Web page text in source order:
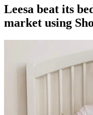
Leesa beat its
market using